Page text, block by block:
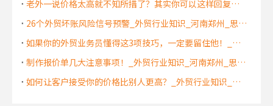
老外一说价格太高就不知所措了？其实你可以这样回复！_外贸行业知识_河南郑州_思亿欧外贸快车
26个外贸坏账风险信号预警_外贸行业知识_河南郑州_思亿欧外贸快车
如果你的外贸业务员懂得这3项技巧，一定要留住他！_外贸行业知识_河南郑州_思亿欧外贸快车
制作报价单几大注意事项！_外贸行业知识_河南郑州_思亿欧外贸快车
如何让客户接受你的价格比别人更高？_外贸行业知识_河南郑州_思亿欧外贸快车